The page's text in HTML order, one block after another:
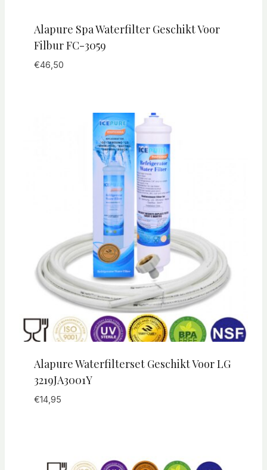
Alapure Spa Waterfilter Geschikt Voor
Filbur FC-3059
€46,50
Alapure Waterfilterset Geschikt Voor LG
3219JA3001Y
€14,95